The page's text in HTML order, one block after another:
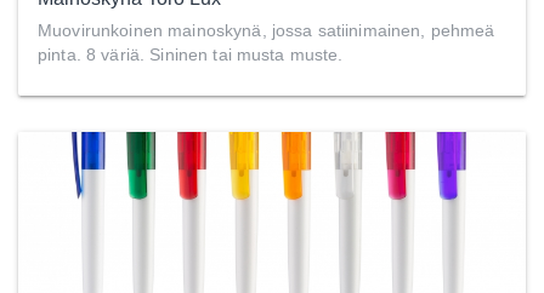
Muovirunkoinen mainoskynä, jossa satiinimainen, pehmeä
pinta. 8 väriä. Sininen tai musta muste.